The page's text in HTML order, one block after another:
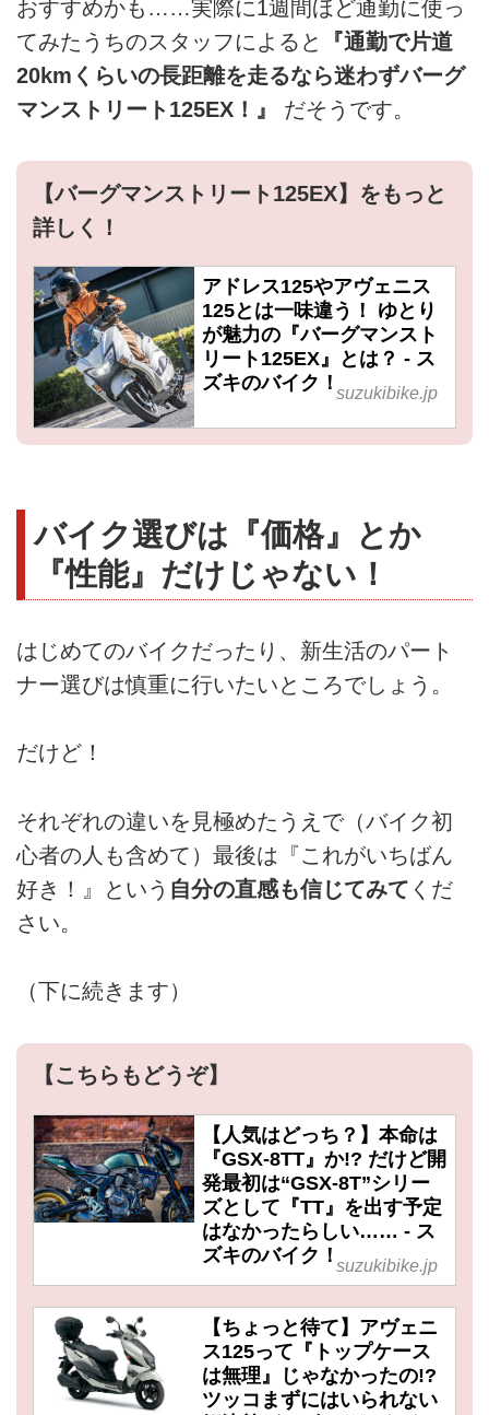
おすすめかも……実際に1週間ほど通勤に使っ
てみたうちのスタッフによると
『通勤で片道
20kmくらいの長距離を走るなら迷わずバーグ
マンストリート125EX！』
だそうです。
【バーグマンストリート125EX】をもっと
詳しく！
アドレス125やアヴェニス
125とは一味違う！ ゆとり
が魅力の『バーグマンスト
リート125EX』とは？ - ス
ズキのバイク！ suzukibike.jp
バイク選びは『価格』とか
『性能』だけじゃない！
はじめてのバイクだったり、新生活のパート
ナー選びは慎重に行いたいところでしょう。
だけど！
それぞれの違いを見極めたうえで（バイク初
心者の人も含めて）最後は『これがいちばん
好き！』という 自分の直感も信じてみて くだ
さい。
（下に続きます）
【こちらもどうぞ】
【人気はどっち？】本命は
『GSX-8TT』か!? だけど開
発最初は“GSX-8T”シリー
ズとして『TT』を出す予定
はなかったらしい…… - ス
ズキのバイク！ suzukibike.jp
【ちょっと待て】アヴェニ
ス125って『トップケース
は無理』じゃなかったの!?
ツッコまずにはいられない